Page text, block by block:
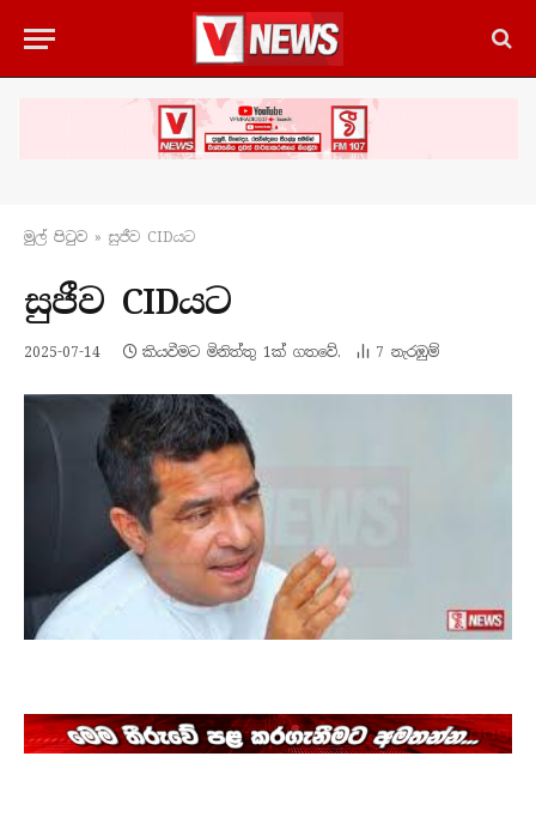
මුල් පිටු​ව » සුජීව CIDයට
සුජීව CIDයට
2025-07-14 කියවීමට මිනිත්තු 1ක් ගතවේ. 7 නැරඹු​ම්